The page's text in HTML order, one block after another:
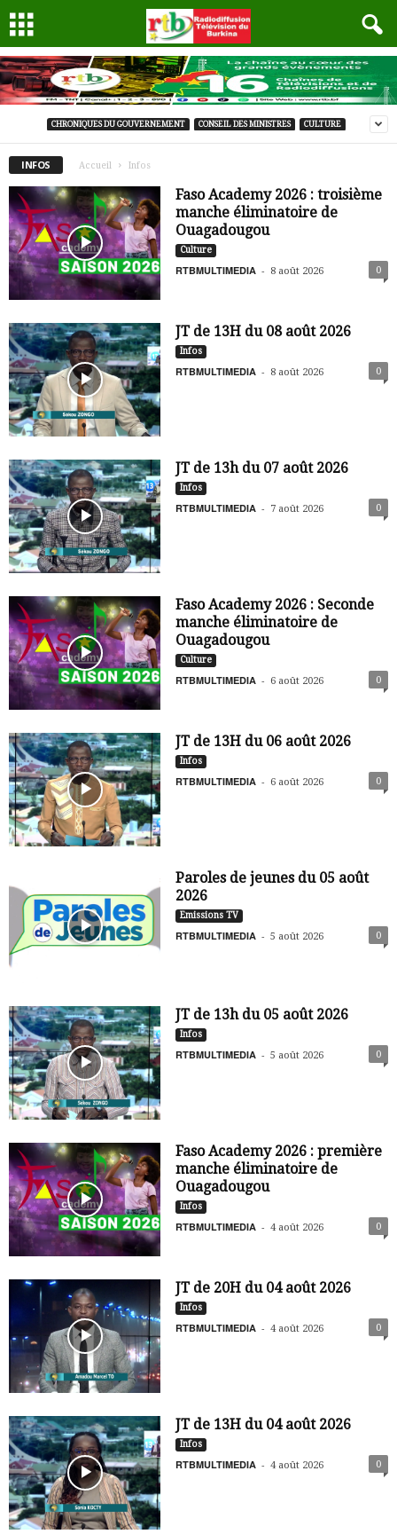
CHRONIQUES DU GOUVERNEMENT CONSEIL DES MINISTRES CULTURE
INFOS Accueil Infos
Faso Academy 2026 : troisième
manche éliminatoire de
Ouagadougou
Culture
RTBMULTIMEDIA - 8 août 2026 0
JT de 13H du 08 août 2026
Infos
RTBMULTIMEDIA - 8 août 2026 0
JT de 13h du 07 août 2026
Infos
RTBMULTIMEDIA - 7 août 2026 0
Faso Academy 2026 : Seconde
manche éliminatoire de
Ouagadougou
Culture
RTBMULTIMEDIA - 6 août 2026 0
JT de 13H du 06 août 2026
Infos
RTBMULTIMEDIA - 6 août 2026 0
Paroles de jeunes du 05 août
2026
Emissions TV
RTBMULTIMEDIA - 5 août 2026 0
JT de 13h du 05 août 2026
Infos
RTBMULTIMEDIA - 5 août 2026 0
Faso Academy 2026 : première
manche éliminatoire de
Ouagadougou
Infos
RTBMULTIMEDIA - 4 août 2026 0
JT de 20H du 04 août 2026
Infos
RTBMULTIMEDIA - 4 août 2026 0
JT de 13H du 04 août 2026
Infos
RTBMULTIMEDIA - 4 août 2026 0